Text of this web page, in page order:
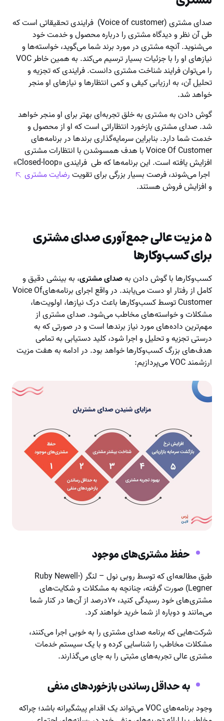
صدای مشتری (Voice of customer) فرایندی تحقیقاتی است که
طی آن نظر و دیدگاه مشتری را درباره محصول و خدمت خود
می‌شنوید. آنچه مشتری در مورد برند شما می‌گوید، خواسته‌ها و
نیازهای او را با جزئیات بسیار ترسیم می‌کند. به همین خاطر VOC
را می‌توان فرایند شناخت مشتری دانست. فرایندی که تجزیه و
تحلیل آن، به ارزیابی کیفی و کمی انتظارها و نیازهای او منجر
خواهد شد.
گوش دادن به مشتری به خلق تجربه‌ای بهتر برای او منجر خواهد
شد. صدای مشتری بازخورد انتظاراتی است که او از محصول و
خدمت شما دارد. بنابراین سرمایه‌گذاری برندها در برنامه‌های
Voice Of Customer با هدف همسوشدن با انتظارات مشتری
افزایش یافته است. این برنامه‌ها که طی فرایندی «Closed-loop»
اجرا می‌شوند، فرصت بسیار بزرگی برای تقویترضایت مشتری
و افزایش فروش هستند.
۵ مزیت عالی جمع‌آوری صدای مشتری
برای کسب‌وکارها
کسب‌وکارها با گوش دادن بهصدای مشتری، به بینشی دقیق و
کامل از رفتار او دست می‌یابند. در واقع اجرای برنامه‌هایVoice Of
Customer توسط کسب‌وکارها باعث درک نیازها، اولویت‌ها،
مشکلات و خواسته‌های مخاطب می‌شود. صدای مشتری از
مهم‌ترین داده‌های مورد نیاز برندها است و در صورتی که به
درستی تجزیه و تحلیل و اجرا شود، کلید دستیابی به تمامی
هدف‌های بزرگ کسب‌وکارها خواهد بود. در ادامه به هفت مزیت
ارزشمند VOC می‌پردازیم:
حفظ مشتری‌های موجود
طبق مطالعه‌ای که توسط روبی نول – لنگر (Ruby Newell-
Legner) صورت گرفته، چنانچه به مشکلات و شکایت‌های
مشتری‌های خود رسیدگی کنید، ۷۰درصد از آن‌ها در کنار شما
می‌مانند و دوباره از شما خرید خواهند کرد.
شرکت‌هایی که برنامه صدای مشتری را به خوبی اجرا می‌کنند،
مشکلات مخاطب را شناسایی کرده و با یک سیستم خدمات
مشتری عالی تجربه‌های مثبتی را به جای می‌گذارند.
به حداقل رساندن بازخوردهای منفی
وجود برنامه‌های VOC می‌تواند یک اقدام پیشگیرانه باشد؛ چراکه